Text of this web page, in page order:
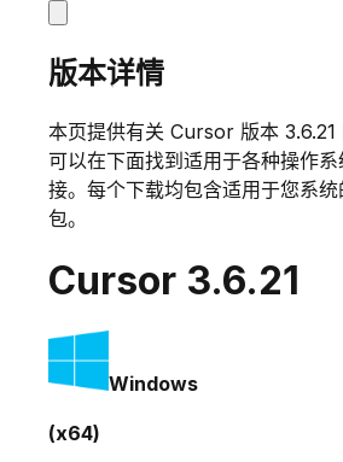
版本详情
本页提供有关 Cursor 版本 3.6.21
可以在下面找到适用于各种操作
接。每个下载均包含适用于您系
包。
Cursor 3.6.21
Windows
(x64)